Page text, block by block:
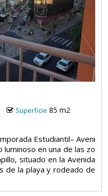
Superficie 85 m2
Estudiantil– Aveni
luminoso en una de las zo
situado en la Avenida
de la playa y rodeado de